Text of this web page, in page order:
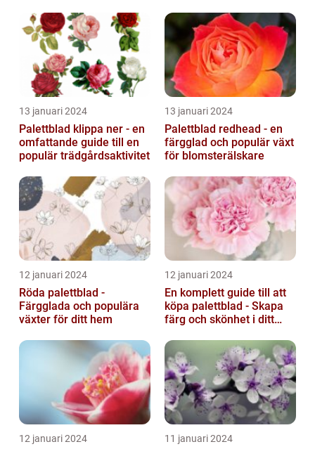
13 januari 2024
Palettblad klippa ner - en
omfattande guide till en
populär trädgårdsaktivitet
13 januari 2024
Palettblad redhead - en
färgglad och populär växt
för blomsterälskare
12 januari 2024
Röda palettblad -
Färgglada och populära
växter för ditt hem
12 januari 2024
En komplett guide till att
köpa palettblad - Skapa
färg och skönhet i ditt
12 januari 2024 11 januari 2024